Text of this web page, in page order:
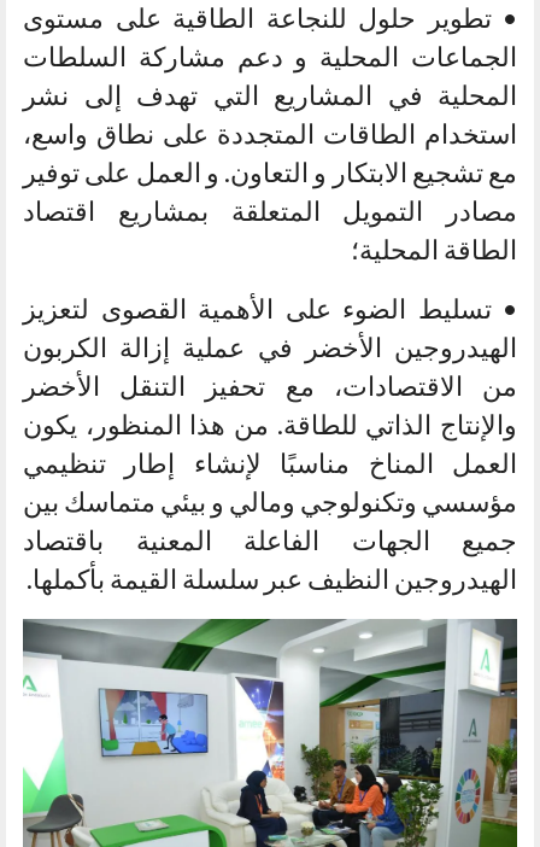
• تطوير حلول للنجاعة الطاقية على مستوى
الجماعات المحلية و دعم مشاركة السلطات
المحلية في المشاريع التي تهدف إلى نشر
استخدام الطاقات المتجددة على نطاق واسع،
مع تشجيع الابتكار و التعاون. و العمل على توفير
مصادر التمويل المتعلقة بمشاريع اقتصاد
الطاقة المحلية؛
• تسليط الضوء على الأهمية القصوى لتعزيز
الهيدروجين الأخضر في عملية إزالة الكربون
من الاقتصادات، مع تحفيز التنقل الأخضر
والإنتاج الذاتي للطاقة. من هذا المنظور، يكون
العمل المناخ مناسبًا لإنشاء إطار تنظيمي
مؤسسي وتكنولوجي ومالي و بيئي متماسك بين
جميع الجهات الفاعلة المعنية باقتصاد
الهيدروجين النظيف عبر سلسلة القيمة بأكملها.